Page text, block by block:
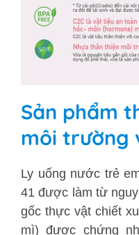
Sản phẩm
môi trường
Ly uống nước trẻ
41 được làm từ
gốc thực vật chiết
mì) được chứng